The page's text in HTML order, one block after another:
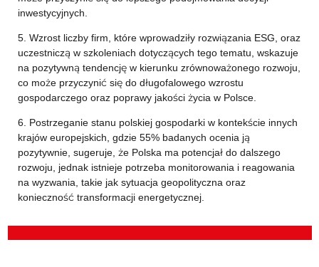
inwestycyjnych.
5. Wzrost liczby firm, które wprowadziły rozwiązania ESG, oraz
uczestniczą w szkoleniach dotyczących tego tematu, wskazuje
na pozytywną tendencję w kierunku zrównoważonego rozwoju,
co może przyczynić się do długofalowego wzrostu
gospodarczego oraz poprawy jakości życia w Polsce.
6. Postrzeganie stanu polskiej gospodarki w kontekście innych
krajów europejskich, gdzie 55% badanych ocenia ją
pozytywnie, sugeruje, że Polska ma potencjał do dalszego
rozwoju, jednak istnieje potrzeba monitorowania i reagowania
na wyzwania, takie jak sytuacja geopolityczna oraz
konieczność transformacji energetycznej.